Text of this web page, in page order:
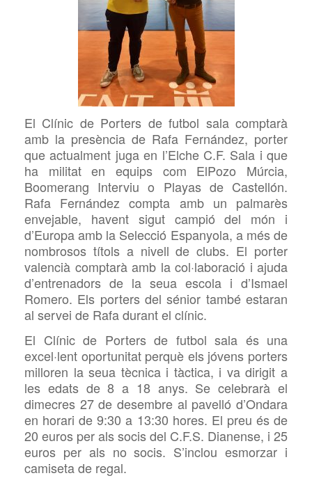
El Clínic de Porters de futbol sala comptarà
amb la presència de Rafa Fernández, porter
que actualment juga en l’Elche C.F. Sala i que
ha militat en equips com ElPozo Múrcia,
Boomerang Interviu o Playas de Castellón.
Rafa Fernández compta amb un palmarès
envejable, havent sigut campió del món i
d’Europa amb la Selecció Espanyola, a més de
nombrosos títols a nivell de clubs. El porter
valencià comptarà amb la col·laboració i ajuda
d’entrenadors de la seua escola i d’Ismael
Romero. Els porters del sénior també estaran
al servei de Rafa durant el clínic.
El Clínic de Porters de futbol sala és una
excel·lent oportunitat perquè els jóvens porters
milloren la seua tècnica i tàctica, i va dirigit a
les edats de 8 a 18 anys. Se celebrarà el
dimecres 27 de desembre al pavelló d’Ondara
en horari de 9:30 a 13:30 hores. El preu és de
20 euros per als socis del C.F.S. Dianense, i 25
euros per als no socis. S’inclou esmorzar i
camiseta de regal.